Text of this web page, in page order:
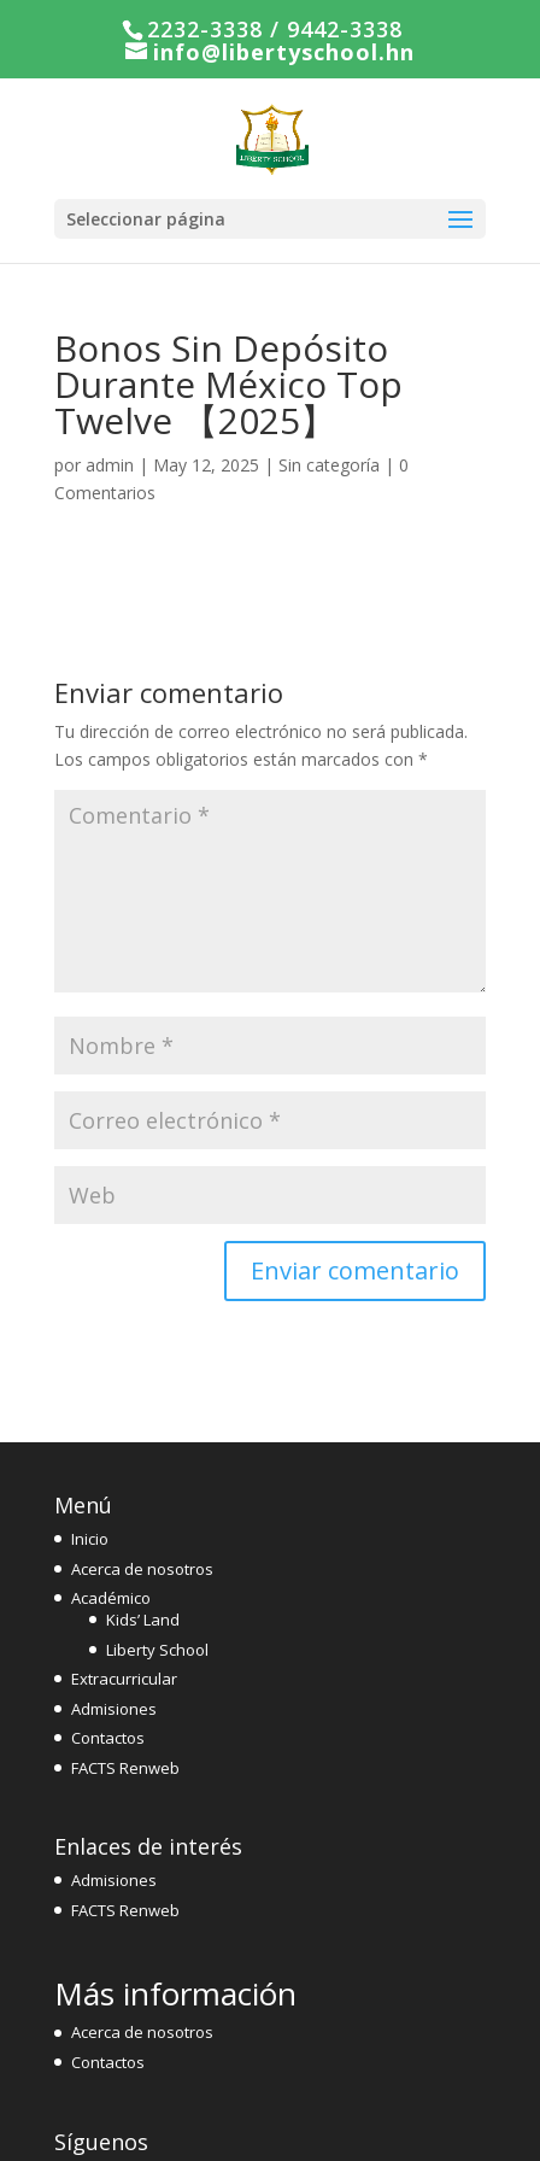
2232-3338 / 9442-3338
info@libertyschool.hn
Seleccionar página
Bonos Sin Depósito
Durante México Top
Twelve 【2025】
por admin | May 12, 2025 | Sin categoría | 0
Comentarios
Enviar comentario
Tu dirección de correo electrónico no será publicada.
Los campos obligatorios están marcados con *
Menú
Inicio
Acerca de nosotros
Académico
Kids’ Land
Liberty School
Extracurricular
Admisiones
Contactos
FACTS Renweb
Enlaces de interés
Admisiones
FACTS Renweb
Más información
Acerca de nosotros
Contactos
Síguenos